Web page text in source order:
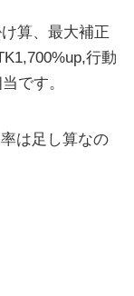
算、最大補正
行動
です。
は足し算なの